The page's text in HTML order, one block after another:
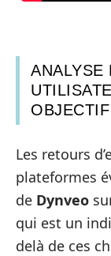
ANALYSE
OBJECTIF
Les retours
plateformes
de Dynveo
qui est un
delà de ces